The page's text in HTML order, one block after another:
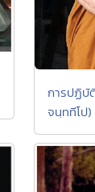
การปฏิบั
จนฺททีโป)